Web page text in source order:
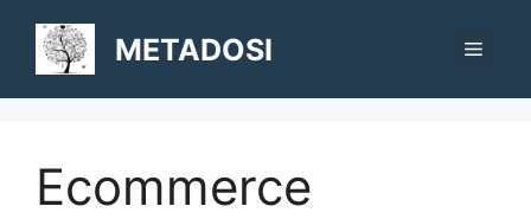
contenu
METADOSI Menu
Ecommerce